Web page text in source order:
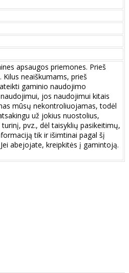
apsaugos priemones. Prieš
neaiškumams, prieš
gaminio naudojimo
jos naudojimui kitais
mūsų nekontroliuojamas, todėl
už jokius nuostolius,
pvz., dėl taisyklių pasikeitimų,
tik ir išimtinai pagal šį
abejojate, kreipkitės į gamintoją.